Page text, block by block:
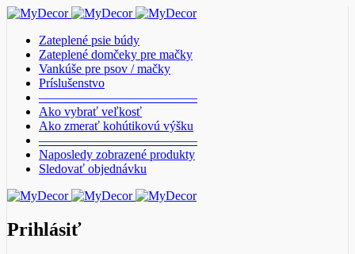
Zateplené psie búdy
Zateplené domčeky pre mačky
Vankúše pre psov / mačky
Príslušenstvo
————————————–
Ako vybrať veľkosť
Ako zmerať kohútikovú výšku
————————————–
Naposledy zobrazené produkty
Sledovať objednávku
Prihlásiť